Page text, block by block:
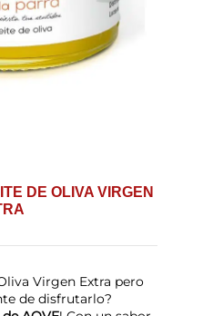
DE OLIVA VIRGEN
Virgen Extra pero
de disfrutarlo?